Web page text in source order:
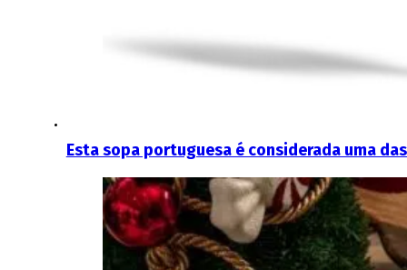
Esta sopa portuguesa é considerada uma